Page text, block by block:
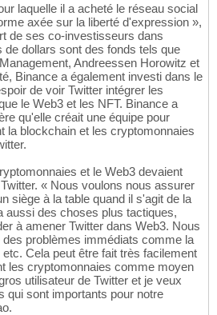
laquelle il a acheté le réseau social
axée sur la liberté d'expression »,
de ses co-investisseurs dans
de dollars sont des fonds tels que
Andreessen Horowitz et
Binance a également investi dans le
de voir Twitter intégrer les
le Web3 et les NFT. Binance a
qu'elle créait une équipe pour
la blockchain et les cryptomonnaies
et le Web3 devaient
« Nous voulons nous assurer
siège à la table quand il s'agit de la
aussi des choses plus tactiques,
à amener Twitter dans Web3. Nous
problèmes immédiats comme la
Cela peut être fait très facilement
les cryptomonnaies comme moyen
utilisateur de Twitter et je veux
qui sont importants pour notre